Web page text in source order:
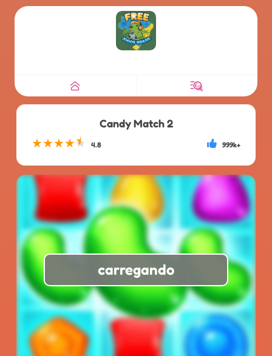
Candy Match 2
★★★★★ 4.8 999k+
carregando
★ ★ 999k+